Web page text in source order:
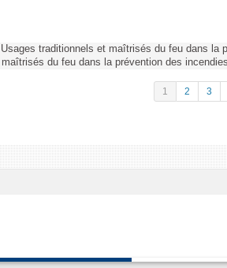
traditionnels et maîtrisés du feu dans la
du feu dans la prévention des
1 2 3